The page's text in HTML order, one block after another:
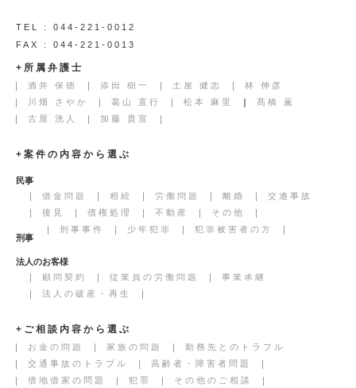
TEL : 044-221-0012
FAX : 044-221-0013
+所属弁護士
酒井 保徳 添田 樹一 土屋 健志
林 伸彦
川畑 さやか
葛山 直行 松本 麻里
髙橋 薫
古屋 洸人
加藤 貴宣
+案件の内容から選ぶ
民事
借金問題
相続 労働問題 離婚
交通事故
後見
債権処理 不動産 その他
刑事
刑事事件 少年犯罪 犯罪被害者の方
法人のお客様
顧問契約
従業員の労働問題
事業承継
法人の破産・再生
+ご相談内容から選ぶ
お金の問題 家族の問題
勤務先とのトラブル
交通事故のトラブル
高齢者・障害者問題
借地借家の問題
犯罪 その他のご相談